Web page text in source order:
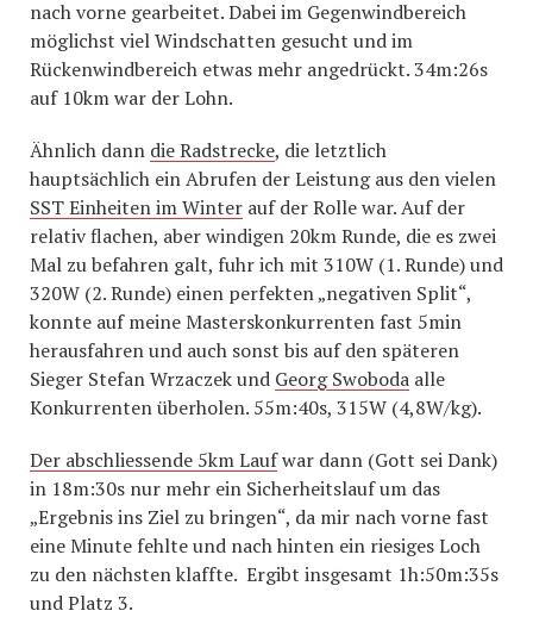
nach vorne gearbeitet. Dabei im Gegenwindbereich
möglichst viel Windschatten gesucht und im
Rückenwindbereich etwas mehr angedrückt. 34m:26s
auf 10km war der Lohn.
Ähnlich dann die Radstrecke, die letztlich
hauptsächlich ein Abrufen der Leistung aus den vielen
SST Einheiten im Winter auf der Rolle war. Auf der
relativ flachen, aber windigen 20km Runde, die es zwei
Mal zu befahren galt, fuhr ich mit 310W (1. Runde) und
320W (2. Runde) einen perfekten „negativen Split“,
konnte auf meine Masterskonkurrenten fast 5min
herausfahren und auch sonst bis auf den späteren
Sieger Stefan Wrzaczek und Georg Swoboda alle
Konkurrenten überholen. 55m:40s, 315W (4,8W/kg).
Der abschliessende 5km Laufwar dann (Gott sei Dank)
in 18m:30s nur mehr ein Sicherheitslauf um das
„Ergebnis ins Ziel zu bringen“, da mir nach vorne fast
eine Minute fehlte und nach hinten ein riesiges Loch
zu den nächsten klaffte. Ergibt insgesamt 1h:50m:35s
und Platz 3.